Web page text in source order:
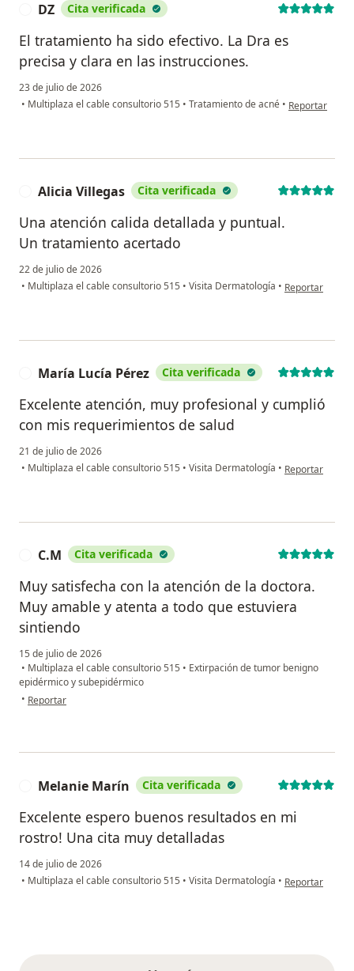
DZ Cita verificada
El tratamiento ha sido efectivo. La Dra es
precisa y clara en las instrucciones.
23 de julio de 2026
• Multiplaza el cable consultorio 515 • Tratamiento de acné • en opinión del
Reportar
Alicia Villegas Cita verificada
Una atención calida detallada y puntual.
Un tratamiento acertado
22 de julio de 2026
• Multiplaza el cable consultorio 515 • Visita Dermatología • en opinión del
Reportar
María Lucía Pérez Cita verificada
Excelente atención, muy profesional y cumplió
con mis requerimientos de salud
21 de julio de 2026
• Multiplaza el cable consultorio 515 • Visita Dermatología • en opinión del
Reportar
C.M Cita verificada
Muy satisfecha con la atención de la doctora.
Muy amable y atenta a todo que estuviera
sintiendo
15 de julio de 2026
• Multiplaza el cable consultorio 515 • Extirpación de tumor benigno
epidérmico y subepidérmico
• en opinión del usuario C.M
Reportar
Melanie Marín Cita verificada
Excelente espero buenos resultados en mi
rostro! Una cita muy detalladas
14 de julio de 2026
• Multiplaza el cable consultorio 515 • Visita Dermatología • en opinión del
Reportar